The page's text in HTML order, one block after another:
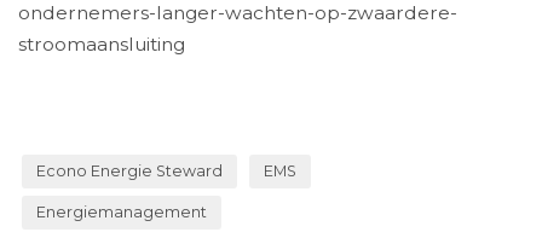
ondernemers-langer-wachten-op-zwaardere-
stroomaansluiting
Econo Energie Steward EMS
Energiemanagement